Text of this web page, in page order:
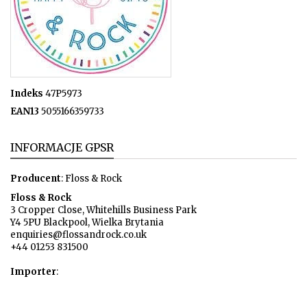
Indeks 47P5973
EAN13 5055166359733
INFORMACJE GPSR
Producent: Floss & Rock
Floss & Rock
3 Cropper Close, Whitehills Business Park
Y4 5PU Blackpool, Wielka Brytania
enquiries@flossandrock.co.uk
+44 01253 831500
Importer: